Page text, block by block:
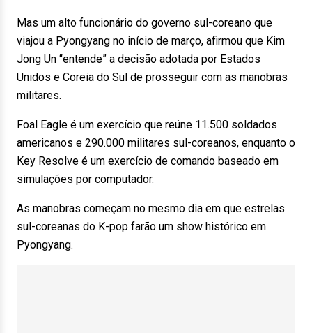
Mas um alto funcionário do governo sul-coreano que
viajou a Pyongyang no início de março, afirmou que Kim
Jong Un “entende” a decisão adotada por Estados
Unidos e Coreia do Sul de prosseguir com as manobras
militares.
Foal Eagle é um exercício que reúne 11.500 soldados
americanos e 290.000 militares sul-coreanos, enquanto o
Key Resolve é um exercício de comando baseado em
simulações por computador.
As manobras começam no mesmo dia em que estrelas
sul-coreanas do K-pop farão um show histórico em
Pyongyang.